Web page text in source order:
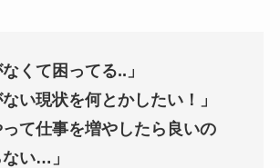
なくて困ってる..」
ない現状を何とかしたい！」
って仕事を増やしたら良いの
い…」